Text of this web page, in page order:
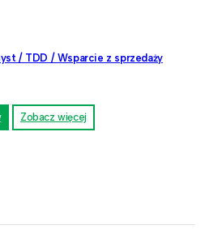
/ TDD / Wsparcie z sprzedaży
Zobacz więcej